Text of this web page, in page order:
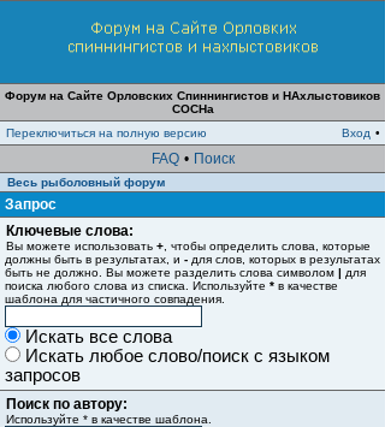
Форум на Сайте Орловских Спиннингистов и НАхлыстовиков
СОСНа
Переключиться на полную версию
Вход •
FAQ • Поиск
Весь рыболовный форум
Запрос
Ключевые слова:
Вы можете использовать + , чтобы определить слова, которые
должны быть в результатах, и - для слов, которых в результатах
быть не должно. Вы можете разделить слова символом | для
поиска любого слова из списка. Используйте * в качестве
шаблона для частичного совпадения.
Искать все слова
Искать любое слово/поиск с языком
запросов
Поиск по автору:
Используйте * в качестве шаблона.